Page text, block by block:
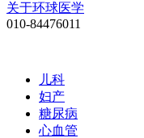
关于环球医学
010-84476011
儿科
妇产
糖尿病
心血管